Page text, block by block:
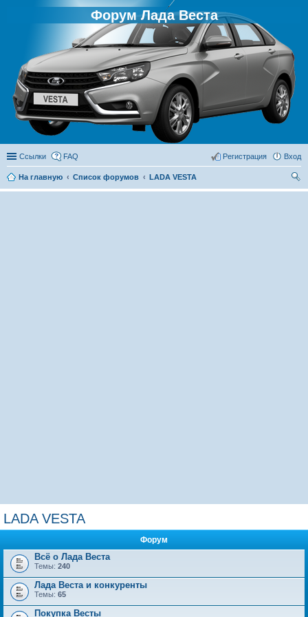
Форум Лада Веста
Ссылки FAQ Вход
Регистрация
На главную Список форумов
LADA VESTA
ои
LADA VESTA
Форум
Всё о Лада Веста
Темы: 240
Лада Веста и конкуренты
Темы: 65
Покупка Весты